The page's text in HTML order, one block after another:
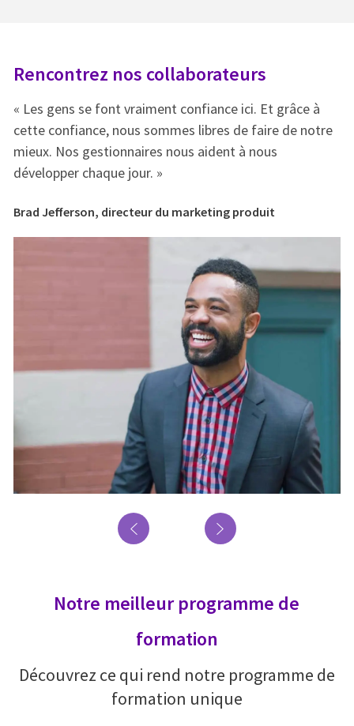
Rencontrez nos collaborateurs
« Les gens se font vraiment confiance ici. Et grâce à
cette confiance, nous sommes libres de faire de notre
mieux. Nos gestionnaires nous aident à nous
développer chaque jour. »
Brad Jefferson, directeur du marketing produit
Notre meilleur programme de
formation
Découvrez ce qui rend notre programme de
formation unique